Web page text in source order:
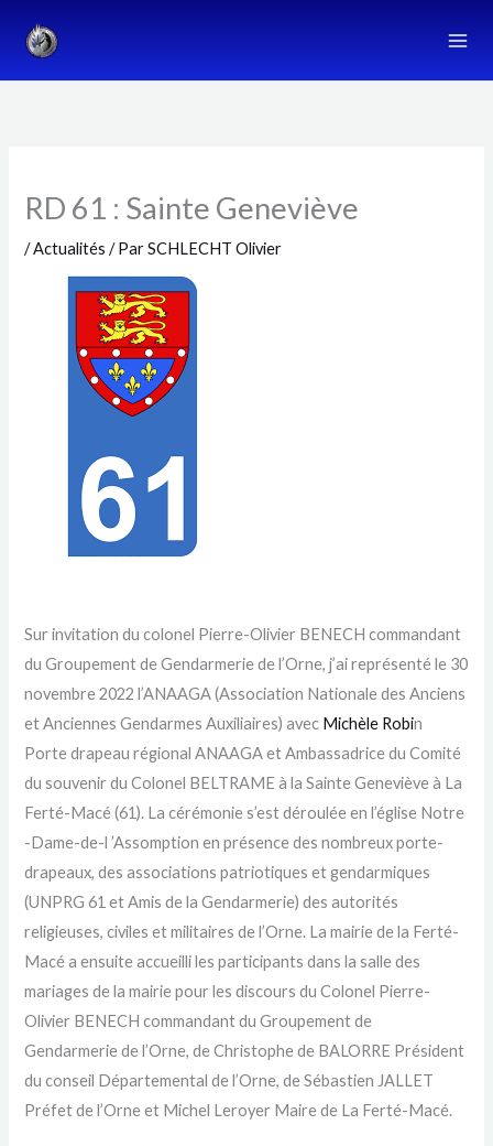
RD 61 : Sainte Geneviève
/Actualités / ParSCHLECHT Olivier
Sur invitation du colonel Pierre-Olivier BENECH commandant
du Groupement de Gendarmerie de l’Orne, j’ai représenté le 30
novembre 2022 l’ANAAGA (Association Nationale des Anciens
et Anciennes Gendarmes Auxiliaires) avec Michèle Robin
Porte drapeau régional ANAAGA et Ambassadrice du Comité
du souvenir du Colonel BELTRAME à la Sainte Geneviève à La
Ferté-Macé (61). La cérémonie s’est déroulée en l’église Notre
-Dame-de-l ’Assomption en présence des nombreux porte-
drapeaux, des associations patriotiques et gendarmiques
(UNPRG 61 et Amis de la Gendarmerie) des autorités
religieuses, civiles et militaires de l’Orne. La mairie de la Ferté-
Macé a ensuite accueilli les participants dans la salle des
mariages de la mairie pour les discours du Colonel Pierre-
Olivier BENECH commandant du Groupement de
Gendarmerie de l’Orne, de Christophe de BALORRE Président
du conseil Départemental de l’Orne, de Sébastien JALLET
Préfet de l’Orne et Michel Leroyer Maire de La Ferté-Macé.